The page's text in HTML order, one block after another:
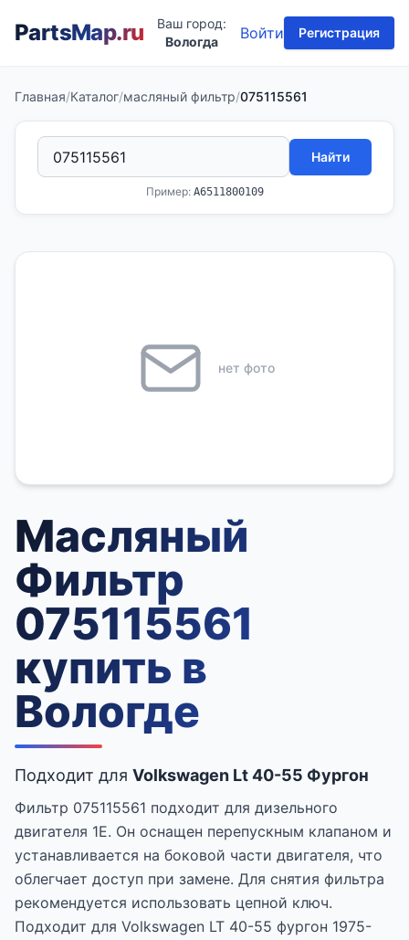
PartsMap.ru
Ваш город:
Вологда
Войти Регистрация
Главная/Каталог/масляный фильтр/075115561
Найти
Пример: A6511800109
нет фото
Масляный
Фильтр
075115561
купить в
Вологде
Подходит для Volkswagen Lt 40-55 Фургон
Фильтр 075115561 подходит для дизельного
двигателя 1E. Он оснащен перепускным клапаном и
устанавливается на боковой части двигателя, что
облегчает доступ при замене. Для снятия фильтра
рекомендуется использовать цепной ключ.
Подходит для Volkswagen LT 40-55 фургон 1975-